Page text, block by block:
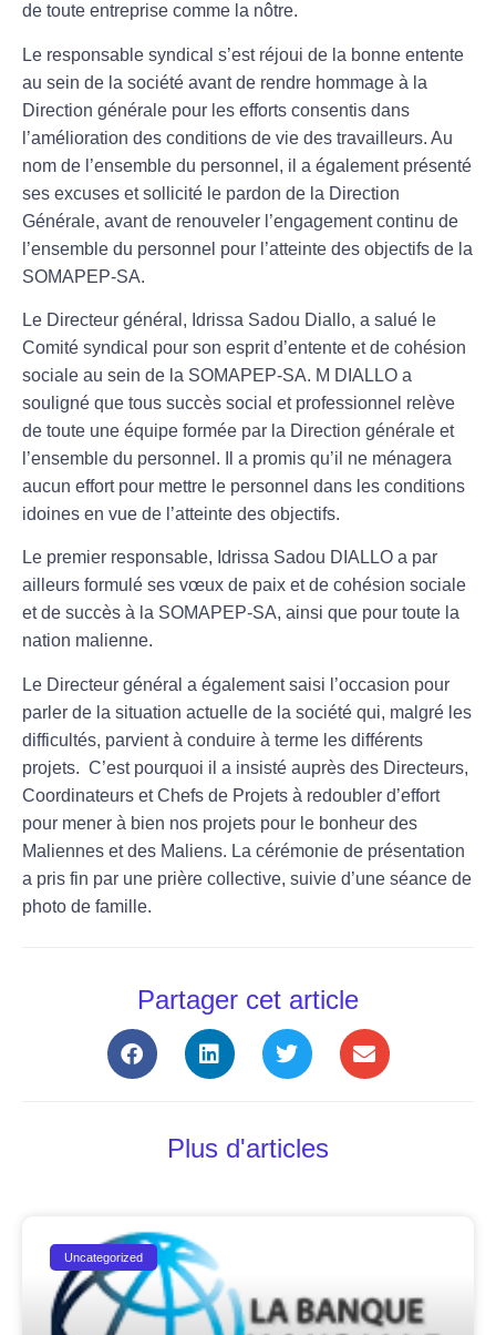
de toute entreprise comme la nôtre.
Le responsable syndical s’est réjoui de la bonne entente
au sein de la société avant de rendre hommage à la
Direction générale pour les efforts consentis dans
l’amélioration des conditions de vie des travailleurs. Au
nom de l’ensemble du personnel, il a également présenté
ses excuses et sollicité le pardon de la Direction
Générale, avant de renouveler l’engagement continu de
l’ensemble du personnel pour l’atteinte des objectifs de la
SOMAPEP-SA.
Le Directeur général, Idrissa Sadou Diallo, a salué le
Comité syndical pour son esprit d’entente et de cohésion
sociale au sein de la SOMAPEP-SA. M DIALLO a
souligné que tous succès social et professionnel relève
de toute une équipe formée par la Direction générale et
l’ensemble du personnel. Il a promis qu’il ne ménagera
aucun effort pour mettre le personnel dans les conditions
idoines en vue de l’atteinte des objectifs.
Le premier responsable, Idrissa Sadou DIALLO a par
ailleurs formulé ses vœux de paix et de cohésion sociale
et de succès à la SOMAPEP-SA, ainsi que pour toute la
nation malienne.
Le Directeur général a également saisi l’occasion pour
parler de la situation actuelle de la société qui, malgré les
difficultés, parvient à conduire à terme les différents
projets. C’est pourquoi il a insisté auprès des Directeurs,
Coordinateurs et Chefs de Projets à redoubler d’effort
pour mener à bien nos projets pour le bonheur des
Maliennes et des Maliens. La cérémonie de présentation
a pris fin par une prière collective, suivie d’une séance de
photo de famille.
Partager cet article
Plus d'articles
Uncategorized